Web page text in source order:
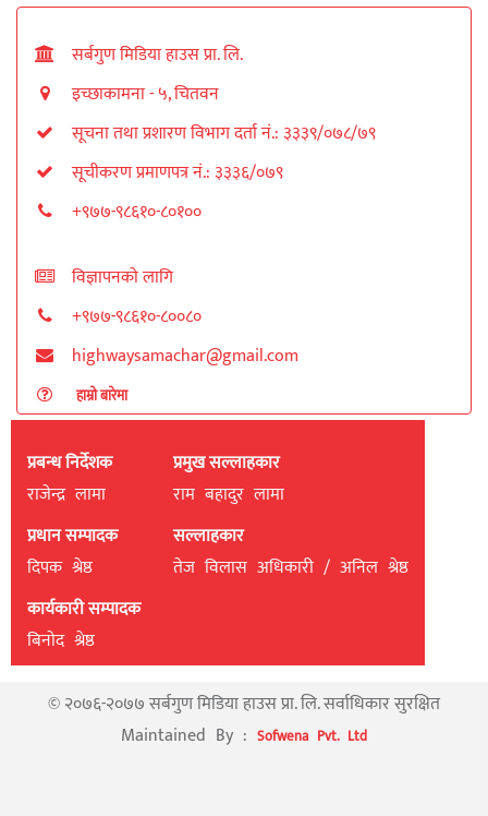
सर्बगुण मिडिया हाउस प्रा. लि.
इच्छाकामना - ५, चितवन
सूचना तथा प्रशारण विभाग दर्ता नं.: ३३३९/०७८/७९
सूचीकरण प्रमाणपत्र नं.: ३३३६/०७९
+९७७-९८६१०-८०१००
विज्ञापनको लागि
+९७७-९८६१०-८००८०
highwaysamachar@gmail.com
हाम्रो बारेमा
प्रबन्ध निर्देशक
राजेन्द्र लामा
प्रधान सम्पादक
दिपक श्रेष्ठ
कार्यकारी सम्पादक
बिनाेद श्रेष्ठ
प्रमुख सल्लाहकार
राम बहादुर लामा
सल्लाहकार
तेज विलास अधिकारी / अनिल श्रेष्ठ
© २०७६-२०७७ सर्बगुण मिडिया हाउस प्रा. लि. सर्वाधिकार सुरक्षित
Maintained By : Sofwena Pvt. Ltd